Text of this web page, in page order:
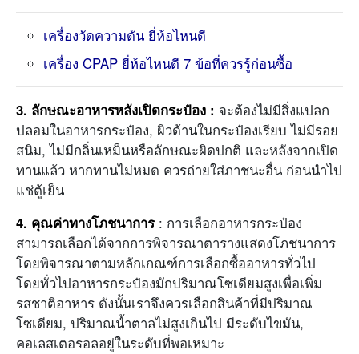
เครื่องวัดความดัน ยี่ห้อไหนดี
เครื่อง CPAP ยี่ห้อไหนดี 7 ข้อที่ควรรู้ก่อนซื้อ
3. ลักษณะอาหารหลังเปิดกระป๋อง : จะต้องไม่มีสิ่งแปลก
ปลอมในอาหารกระป๋อง, ผิวด้านในกระป๋องเรียบ ไม่มีรอย
สนิม, ไม่มีกลิ่นเหม็นหรือลักษณะผิดปกติ และหลังจากเปิด
ทานแล้ว หากทานไม่หมด ควรถ่ายใส่ภาชนะอื่น ก่อนนำไป
แช่ตู้เย็น
4. คุณค่าทางโภชนาการ: การเลือกอาหารกระป๋อง
สามารถเลือกได้จากการพิจารณาตารางแสดงโภชนาการ
โดยพิจารณาตามหลักเกณฑ์การเลือกซื้ออาหารทั่วไป
โดยทั่วไปอาหารกระป๋องมักปริมาณโซเดียมสูงเพื่อเพิ่ม
รสชาติอาหาร ดังนั้นเราจึงควรเลือกสินค้าที่มีปริมาณ
โซเดียม, ปริมาณน้ำตาลไม่สูงเกินไป มีระดับไขมัน,
คอเลสเตอรอลอยู่ในระดับที่พอเหมาะ